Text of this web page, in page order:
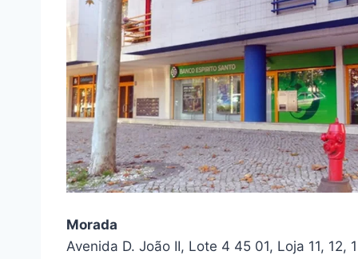
Morada
Avenida D. João II, Lote 4 45 01, Loja 11, 12,